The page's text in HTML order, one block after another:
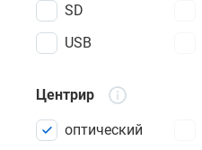
SD
USB
Центрир
оптический